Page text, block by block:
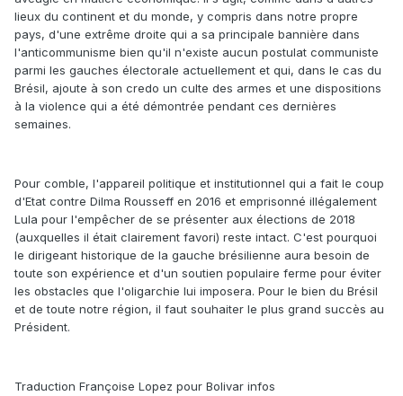
lieux du continent et du monde, y compris dans notre propre
pays, d'une extrême droite qui a sa principale bannière dans
l'anticommunisme bien qu'il n'existe aucun postulat communiste
parmi les gauches électorale actuellement et qui, dans le cas du
Brésil, ajoute à son credo un culte des armes et une dispositions
à la violence qui a été démontrée pendant ces dernières
semaines.
Pour comble, l'appareil politique et institutionnel qui a fait le coup
d'Etat contre Dilma Rousseff en 2016 et emprisonné illégalement
Lula pour l'empêcher de se présenter aux élections de 2018
(auxquelles il était clairement favori) reste intact. C'est pourquoi
le dirigeant historique de la gauche brésilienne aura besoin de
toute son expérience et d'un soutien populaire ferme pour éviter
les obstacles que l'oligarchie lui imposera. Pour le bien du Brésil
et de toute notre région, il faut souhaiter le plus grand succès au
Président.
Traduction Françoise Lopez pour Bolivar infos